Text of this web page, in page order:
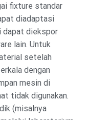
fixture standar
diadaptasi
dapat diekspor
lain. Untuk
setelah
dengan
mesin di
tidak digunakan.
(misalnya